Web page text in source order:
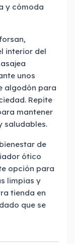
y cómoda
interior del
unos
algodón para
Repite
mantener
saludables.
de
ótico
opción para
limpias y
tienda en
que se